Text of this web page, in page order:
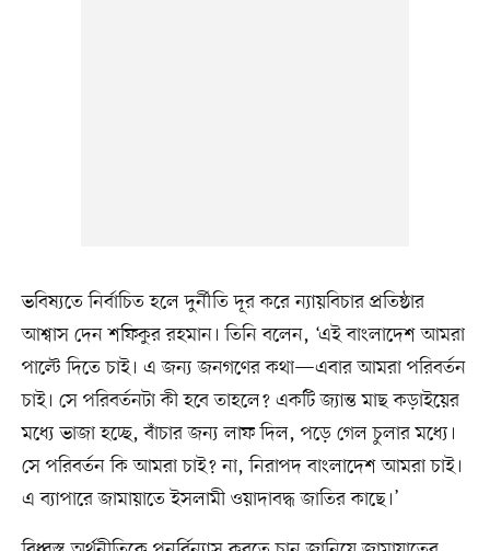
ভবিষ্যতে নির্বাচিত হলে দুর্নীতি দূর করে ন্যায়বিচার প্রতিষ্ঠার
আশ্বাস দেন শফিকুর রহমান। তিনি বলেন, ‘এই বাংলাদেশ আমরা
পাল্টে দিতে চাই। এ জন্য জনগণের কথা—এবার আমরা পরিবর্তন
চাই। সে পরিবর্তনটা কী হবে তাহলে? একটি জ্যান্ত মাছ কড়াইয়ের
মধ্যে ভাজা হচ্ছে, বাঁচার জন্য লাফ দিল, পড়ে গেল চুলার মধ্যে।
সে পরিবর্তন কি আমরা চাই? না, নিরাপদ বাংলাদেশ আমরা চাই।
এ ব্যাপারে জামায়াতে ইসলামী ওয়াদাবদ্ধ জাতির কাছে।’